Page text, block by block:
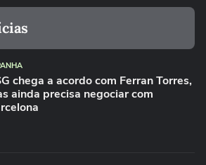
chega a acordo com Ferran Torres,
ainda precisa negociar com